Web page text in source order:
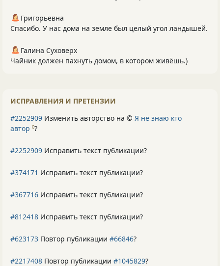
Григорьевна
Спасибо. У нас дома на земле был целый угол ландышей.
Галина Суховерх
Чайник должен пахнуть домом, в котором живёшь.)
ИСПРАВЛЕНИЯ И ПРЕТЕНЗИИ
#2252909 Изменить авторство на © Я не знаю кто
автор 0?
#2252909 Исправить текст публикации?
#374171 Исправить текст публикации?
#367716 Исправить текст публикации?
#812418 Исправить текст публикации?
#623173 Повтор публикации #66846?
#2217408 Повтор публикации #1045829?